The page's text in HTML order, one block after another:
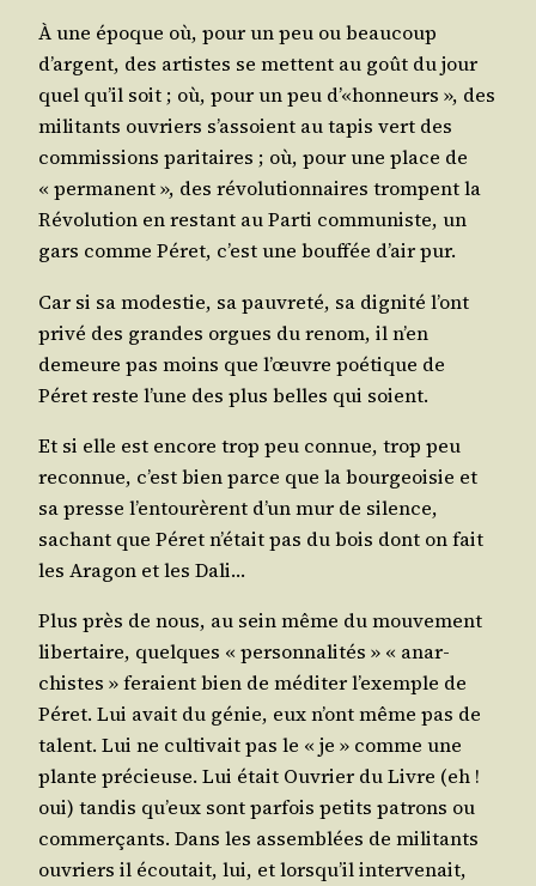
À une époque où, pour un peu ou beau­coup
d’argent, des artistes se mettent au goût du jour
quel qu’il soit ; où, pour un peu d’«honneurs », des
mili­tants ouvriers s’assoient au tapis vert des
com­mis­sions pari­taires ; où, pour une place de
« per­ma­nent », des révo­lu­tion­naires trompent la
Révo­lu­tion en res­tant au Par­ti com­mu­niste, un
gars comme Péret, c’est une bouf­fée d’air pur.
Car si sa modes­tie, sa pau­vre­té, sa digni­té l’ont
pri­vé des grandes orgues du renom, il n’en
demeure pas moins que l’œuvre poé­tique de
Péret reste l’une des plus belles qui soient.
Et si elle est encore trop peu connue, trop peu
recon­nue, c’est bien parce que la bour­geoi­sie et
sa presse l’entourèrent d’un mur de silence,
sachant que Péret n’était pas du bois dont on fait
les Ara­gon et les Dali…
Plus près de nous, au sein même du mou­ve­ment
liber­taire, quelques « per­son­na­li­tés » « anar­
chistes » feraient bien de médi­ter l’exemple de
Péret. Lui avait du génie, eux n’ont même pas de
talent. Lui ne culti­vait pas le « je » comme une
plante pré­cieuse. Lui était Ouvrier du Livre (eh !
oui) tan­dis qu’eux sont par­fois petits patrons ou
com­mer­çants. Dans les assem­blées de mili­tants
ouvriers il écou­tait, lui, et lorsqu’il inter­ve­nait,